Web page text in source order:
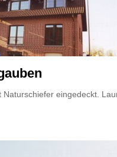
Naturschiefer eingedeckt.